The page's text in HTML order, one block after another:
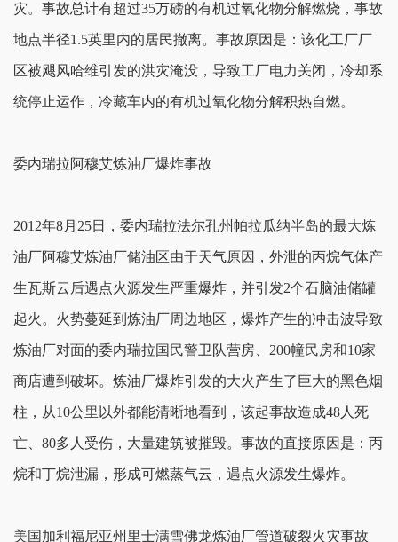
灾。事故总计有超过35万磅的有机过氧化物分解燃烧，事故
地点半径1.5英里内的居民撤离。事故原因是：该化工厂厂
区被飓风哈维引发的洪灾淹没，导致工厂电力关闭，冷却系
统停止运作，冷藏车内的有机过氧化物分解积热自燃。
委内瑞拉阿穆艾炼油厂爆炸事故
2012年8月25日，委内瑞拉法尔孔州帕拉瓜纳半岛的最大炼
油厂阿穆艾炼油厂储油区由于天气原因，外泄的丙烷气体产
生瓦斯云后遇点火源发生严重爆炸，并引发2个石脑油储罐
起火。火势蔓延到炼油厂周边地区，爆炸产生的冲击波导致
炼油厂对面的委内瑞拉国民警卫队营房、200幢民房和10家
商店遭到破坏。炼油厂爆炸引发的大火产生了巨大的黑色烟
柱，从10公里以外都能清晰地看到，该起事故造成48人死
亡、80多人受伤，大量建筑被摧毁。事故的直接原因是：丙
烷和丁烷泄漏，形成可燃蒸气云，遇点火源发生爆炸。
美国加利福尼亚州里士满雪佛龙炼油厂管道破裂火灾事故